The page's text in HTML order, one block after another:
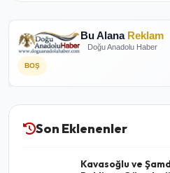
Bu Alana Reklam
Doğu Anadolu Haber
BOŞ
Son Eklenenler
Kavasoğlu ve